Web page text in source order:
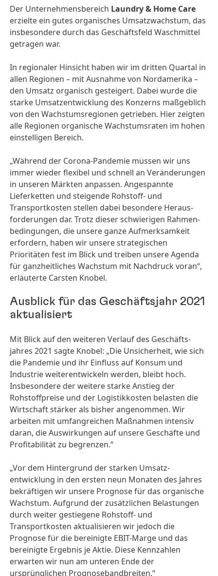
Der Unternehmensbereich Laundry & Home Care
erzielte ein gutes organisches Umsatz­wachstum, das
insbesondere durch das Geschäftsfeld Waschmittel
getragen war.
In regionaler Hinsicht haben wir im dritten Quartal in
allen Regionen – mit Ausnahme von Nordamerika –
den Umsatz organisch gesteigert. Dabei wurde die
starke Umsatz­entwicklung des Konzerns maßgeblich
von den Wachstums­regionen getrieben. Hier zeigten
alle Regionen organische Wachstums­raten im hohen
einstelligen Bereich.
„Während der Corona-Pandemie müssen wir uns
immer wieder flexibel und schnell an Verände­rungen
in unseren Märkten anpassen. Angespannte
Lieferketten und steigende Rohstoff- und
Transportkosten stellen dabei besondere Heraus­
forderungen dar. Trotz dieser schwierigen Rahmen­
bedingungen, die unsere ganze Aufmerk­samkeit
erfordern, haben wir unsere strategischen
Prioritäten fest im Blick und treiben unsere Agenda
für ganzheit­liches Wachstum mit Nachdruck voran“,
erläuterte Carsten Knobel.
Ausblick für das Geschäftsjahr 2021
aktualisiert
Mit Blick auf den weiteren Verlauf des Geschäfts­
jahres 2021 sagte Knobel: „Die Unsicherheit, wie sich
die Pandemie und ihr Einfluss auf Konsum und
Industrie weiterent­wickeln werden, bleibt hoch.
Insbesondere der weitere starke Anstieg der
Rohstoff­preise und der Logistik­kosten belasten die
Wirtschaft stärker als bisher angenommen. Wir
arbeiten mit umfang­reichen Maßnahmen intensiv
daran, die Auswirkungen auf unsere Geschäfte und
Profitabi­lität zu begrenzen.“
„Vor dem Hintergrund der starken Umsatz­
entwicklung in den ersten neun Monaten des Jahres
bekräftigen wir unsere Prognose für das organische
Wachstum. Aufgrund der zusätzlichen Belastungen
durch weiter gestiegene Rohstoff- und
Transportkosten aktualisieren wir jedoch die
Prognose für die bereinigte EBIT-Marge und das
bereinigte Ergebnis je Aktie. Diese Kennzahlen
erwarten wir nun am unteren Ende der
ursprünglichen Prognose­bandbreiten.“